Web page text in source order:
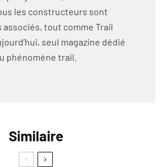
les constructeurs sont
associés, tout comme Trail
seul magazine dédié
phénomène trail.
Similaire